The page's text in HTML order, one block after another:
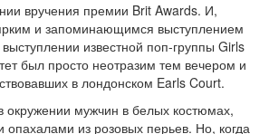
вручения премии Brit Awards. И,
и запоминающимся выступлением
известной поп-группы Girls
был просто неотразим тем вечером и
в лондонском Earls Court.
окружении мужчин в белых костюмах,
из розовых перьев. Но, когда